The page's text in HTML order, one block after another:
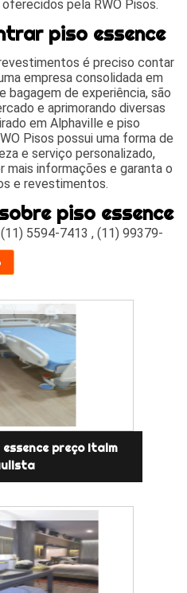
pela RWO Pisos.
piso essence
é preciso contar
empresa consolidada em
bagagem de experiência, são
e aprimorando diversas
em Alphaville e piso
Pisos possui uma forma de
e serviço personalizado,
informações e garanta o
e revestimentos.
piso essence
(11) 5594-7413 ,(11) 99379-
preço Itaim